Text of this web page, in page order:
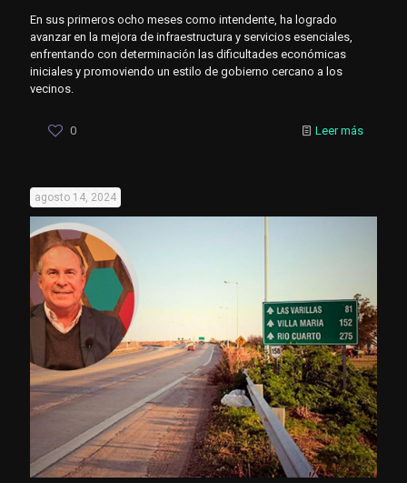
En sus primeros ocho meses como intendente, ha logrado
avanzar en la mejora de infraestructura y servicios esenciales,
enfrentando con determinación las dificultades económicas
iniciales y promoviendo un estilo de gobierno cercano a los
vecinos.
0 Leer más
agosto 14, 2024